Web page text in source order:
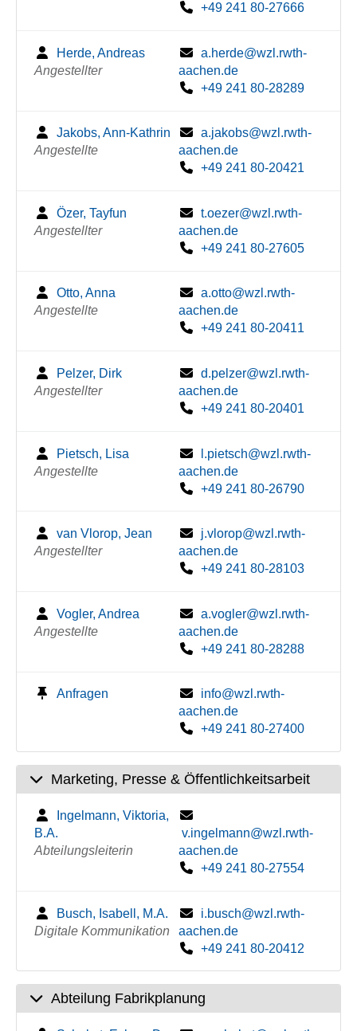
+49 241 80-27666
Herde, Andreas
Angestellter
a.herde@wzl.rwth-
aachen.de
+49 241 80-28289
Jakobs, Ann-Kathrin
Angestellte
a.jakobs@wzl.rwth-
aachen.de
+49 241 80-20421
Özer, Tayfun
Angestellter
t.oezer@wzl.rwth-
aachen.de
+49 241 80-27605
Otto, Anna
Angestellte
a.otto@wzl.rwth-
aachen.de
+49 241 80-20411
Pelzer, Dirk
Angestellter
d.pelzer@wzl.rwth-
aachen.de
+49 241 80-20401
Pietsch, Lisa
Angestellte
l.pietsch@wzl.rwth-
aachen.de
+49 241 80-26790
van Vlorop, Jean
Angestellter
j.vlorop@wzl.rwth-
aachen.de
+49 241 80-28103
Vogler, Andrea
Angestellte
a.vogler@wzl.rwth-
aachen.de
+49 241 80-28288
Anfragen
info@wzl.rwth-
aachen.de
+49 241 80-27400
Marketing, Presse & Öffentlichkeitsarbeit
Ingelmann, Viktoria,
B.A.
Abteilungsleiterin
v.ingelmann@wzl.rwth-
aachen.de
+49 241 80-27554
Busch, Isabell, M.A.
Digitale Kommunikation
i.busch@wzl.rwth-
aachen.de
+49 241 80-20412
Abteilung Fabrikplanung